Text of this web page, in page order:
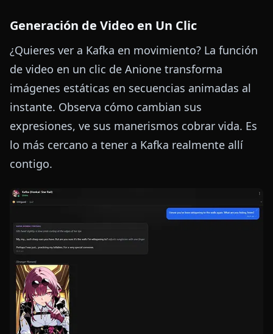
Generación de Video en Un Clic
¿Quieres ver a Kafka en movimiento? La función
de video en un clic de Anione transforma
imágenes estáticas en secuencias animadas al
instante. Observa cómo cambian sus
expresiones, ve sus manerismos cobrar vida. Es
lo más cercano a tener a Kafka realmente allí
contigo.